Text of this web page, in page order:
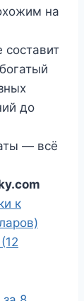
на
составит
до
— всё
к